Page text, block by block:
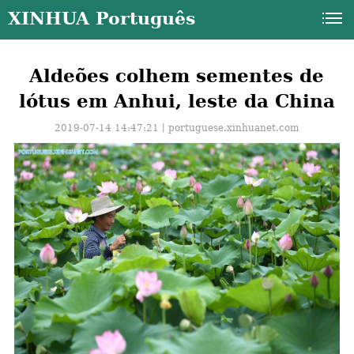
XINHUA Português
Aldeões colhem sementes de
lótus em Anhui, leste da China
2019-07-14 14:47:21丨portuguese.xinhuanet.com